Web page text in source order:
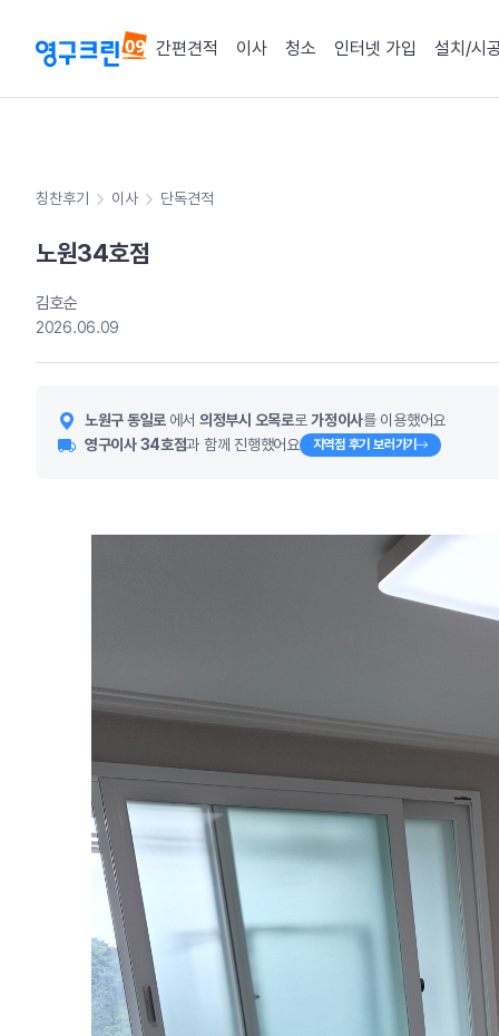
간편견적 이사 청소 인터넷 가입 설치/시
칭찬후기 이사 단독견적
노원34호점
김호순
2026.06.09
노원구 동일로 에서 의정부시 오목로로가정이사를 이용했어요
영구이사 34호점과 함께 진행했어요 지역점 후기 보러가기